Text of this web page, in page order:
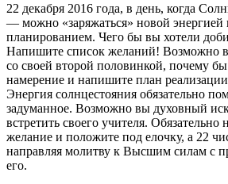
22 декабря 2016 года, в день, когда
— можно «заряжаться» новой энергией
планированием. Чего бы вы хотели
Напишите список желаний! Возможно
со своей второй половинкой, почему
намерение и напишите план
Энергия солнцестояния обязательно
задуманное. Возможно вы духовный
встретить своего учителя. Обязательно
желание и положите под елочку, а 22
направляя молитву к Высшим силам с
его.